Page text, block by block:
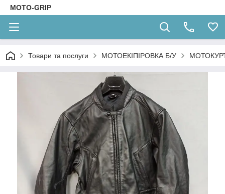
MOTO-GRIP
Товари та послуги МОТОЕКІПІРОВКА Б/У